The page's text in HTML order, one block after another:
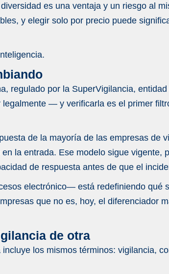
en seguridad electrónica
es una ventaja y un riesgo al
y elegir solo por precio puede
regulado por la SuperVigilancia,
— y verificarla es el primer
de la mayoría de las empresas de
la entrada. Ese modelo sigue vigente,
de respuesta antes de que el
electrónico— está redefiniendo qué
que no es, hoy, el diferenciador
de otra
los mismos términos: vigilancia,